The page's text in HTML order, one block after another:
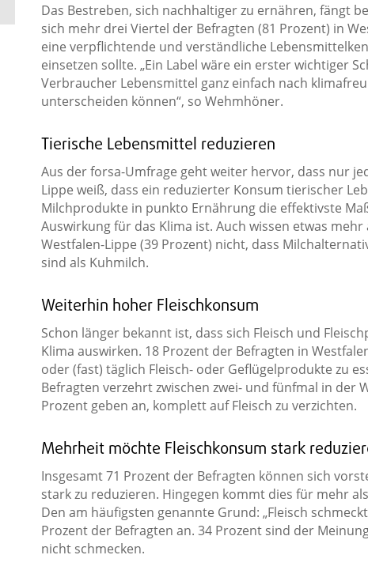
Das Bestreben, sich nachhaltiger zu ernähren, fängt
sich mehr drei Viertel der Befragten (81 Prozent) in
eine verpflichtende und verständliche
einsetzen sollte. „Ein Label wäre ein erster wichtiger
Verbraucher Lebensmittel ganz einfach nach
unterscheiden können“, so Wehmhöner.
Tierische Lebensmittel reduzieren
Aus der forsa-Umfrage geht weiter hervor, dass nur
Lippe weiß, dass ein reduzierter Konsum tierischer
Milchprodukte in punkto Ernährung die effektivste
Auswirkung für das Klima ist. Auch wissen etwas
Westfalen-Lippe (39 Prozent) nicht, dass
sind als Kuhmilch.
Weiterhin hoher Fleischkonsum
Schon länger bekannt ist, dass sich Fleisch und
Klima auswirken. 18 Prozent der Befragten in
oder (fast) täglich Fleisch- oder Geflügelprodukte zu
Befragten verzehrt zwischen zwei- und fünfmal in der
Prozent geben an, komplett auf Fleisch zu verzichten.
Mehrheit möchte Fleischkonsum stark
Insgesamt 71 Prozent der Befragten können sich
stark zu reduzieren. Hingegen kommt dies für mehr
Den am häufigsten genannte Grund: „Fleisch
Prozent der Befragten an. 34 Prozent sind der
nicht schmecken.